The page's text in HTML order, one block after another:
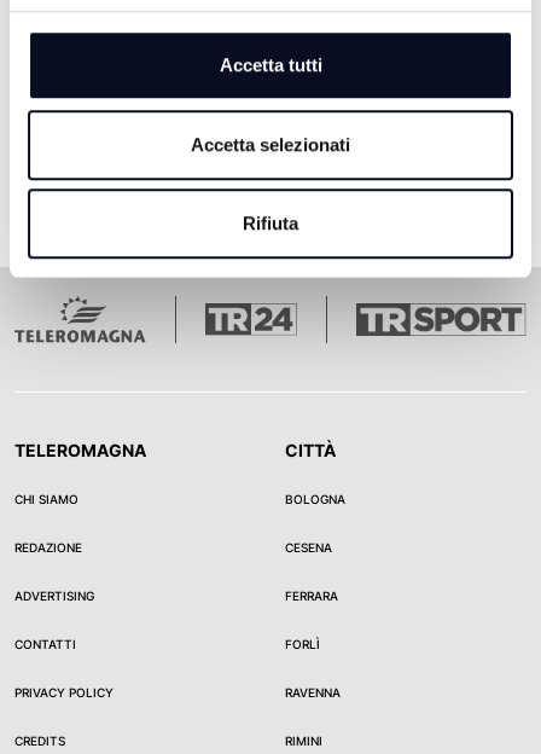
Accetta tutti
Accetta selezionati
Rifiuta
1 Pagina 1
2Pagina 2
3Pagina 3
4Pagina 4
5Pagina 5Ultima pagina
TELEROMAGNA
CHI SIAMO
REDAZIONE
ADVERTISING
CONTATTI
PRIVACY POLICY
CREDITS
CITTÀ
BOLOGNA
CESENA
FERRARA
FORLÌ
RAVENNA
RIMINI